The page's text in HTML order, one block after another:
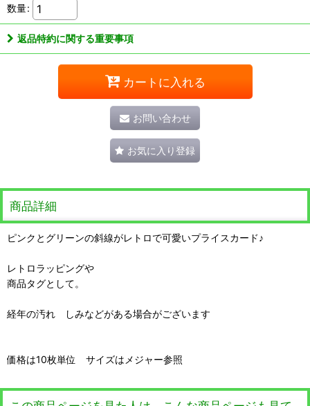
数量:
返品特約に関する重要事項
カートに入れる
お問い合わせ
お気に入り登録
商品詳細
ピンクとグリーンの斜線がレトロで可愛いプライスカード♪
レトロラッピングや
商品タグとして。
経年の汚れ しみなどがある場合がございます
価格は10枚単位 サイズはメジャー参照